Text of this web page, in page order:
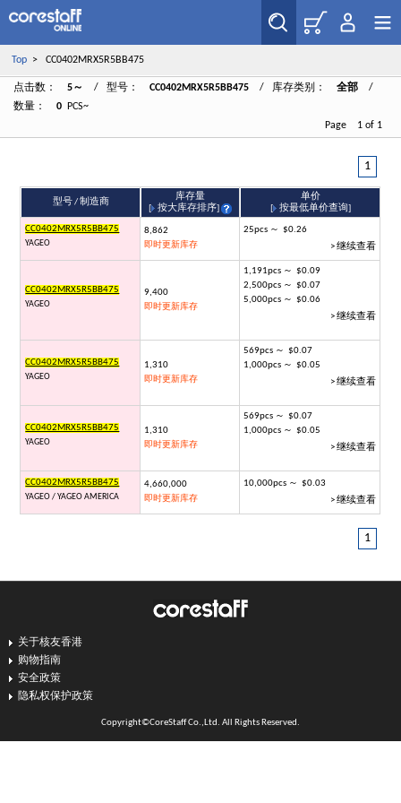
Top> CC0402MRX5R5BB475
点击数： 5～ / 型号： CC0402MRX5R5BB475 / 库存类别： 全部
/
数量：
0
PCS~
Page 1 of 1
1
型号 / 制造商
库存量
[
按大库存排序]
单价
[
按最低单价查询]
CC0402MRX5R5BB475
YAGEO
8,862
即时更新库存
25pcs ～ $0.26
> 继续查看
CC0402MRX5R5BB475
YAGEO
9,400
即时更新库存
1,191pcs ～ $0.09
2,500pcs ～ $0.07
5,000pcs ～ $0.06
> 继续查看
CC0402MRX5R5BB475
YAGEO
1,310
即时更新库存
569pcs ～ $0.07
1,000pcs ～ $0.05
> 继续查看
CC0402MRX5R5BB475
YAGEO
1,310
即时更新库存
569pcs ～ $0.07
1,000pcs ～ $0.05
> 继续查看
CC0402MRX5R5BB475
YAGEO / YAGEO AMERICA
4,660,000
即时更新库存
10,000pcs ～ $0.03
> 继续查看
1
关于核友香港
购物指南
安全政策
隐私权保护政策
Copyright©CoreStaff Co.,Ltd. All Rights Reserved.